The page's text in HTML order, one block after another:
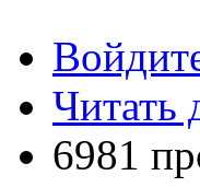
Читать
6981